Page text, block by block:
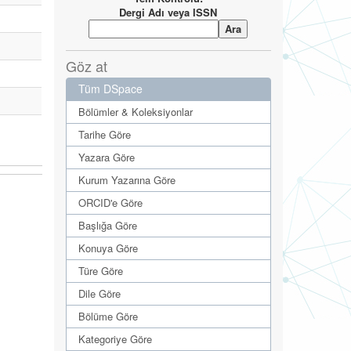
Dergi Adı veya ISSN
Göz at
Tüm DSpace
Bölümler & Koleksiyonlar
Tarihe Göre
Yazara Göre
Kurum Yazarına Göre
ORCID'e Göre
Başlığa Göre
Konuya Göre
Türe Göre
Dile Göre
Bölüme Göre
Kategoriye Göre